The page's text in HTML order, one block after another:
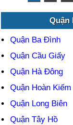
Quận
Quận Ba Đình
Quận Cầu Giấy
Quận Hà Đông
Quận Hoàn Kiếm
Quận Long Biên
Quận Tây Hồ